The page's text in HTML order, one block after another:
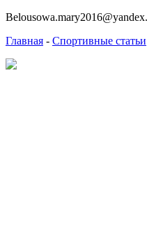
Главная - Спортивные статьи